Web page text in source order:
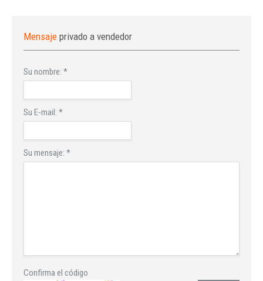
Mensaje privado a vendedor
Su nombre: *
Su E-mail: *
Su mensaje: *
Confirma el código